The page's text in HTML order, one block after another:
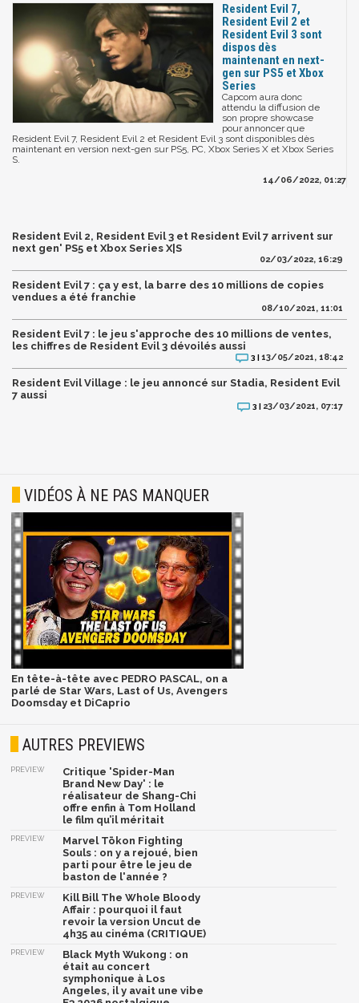
Resident Evil 7,
Resident Evil 2 et
Resident Evil 3 sont
dispos dès
maintenant en next-
gen sur PS5 et Xbox
Series
Capcom aura donc
attendu la diffusion de
son propre showcase
pour annoncer que
Resident Evil 7, Resident Evil 2 et Resident Evil 3 sont disponibles dès
maintenant en version next-gen sur PS5, PC, Xbox Series X et Xbox Series
S.
14/06/2022, 01:27
Resident Evil 2, Resident Evil 3 et Resident Evil 7 arrivent sur
next gen' PS5 et Xbox Series X|S
02/03/2022, 16:29
Resident Evil 7 : ça y est, la barre des 10 millions de copies
vendues a été franchie
08/10/2021, 11:01
Resident Evil 7 : le jeu s'approche des 10 millions de ventes,
les chiffres de Resident Evil 3 dévoilés aussi
3 |13/05/2021, 18:42
Resident Evil Village : le jeu annoncé sur Stadia, Resident Evil
7 aussi
3 | 23/03/2021, 07:17
VIDÉOS À NE PAS MANQUER
En tête-à-tête avec PEDRO PASCAL, on a
parlé de Star Wars, Last of Us, Avengers
Doomsday et DiCaprio
AUTRES PREVIEWS
PREVIEW
Critique 'Spider-Man
Brand New Day' : le
réalisateur de Shang-Chi
offre enfin à Tom Holland
le film qu’il méritait
PREVIEW
Marvel Tōkon Fighting
Souls : on y a rejoué, bien
parti pour être le jeu de
baston de l'année ?
PREVIEW
Kill Bill The Whole Bloody
Affair : pourquoi il faut
revoir la version Uncut de
4h35 au cinéma (CRITIQUE)
PREVIEW
Black Myth Wukong : on
était au concert
symphonique à Los
Angeles, il y avait une vibe